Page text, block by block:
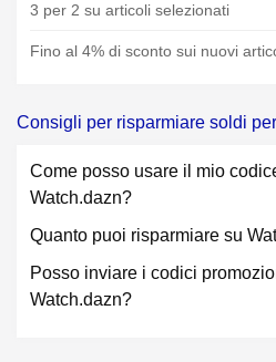
3 per 2 su articoli selezionati
Fino al 4% di sconto sui nuovi
Consigli per risparmiare soldi
Come posso usare il mio
Watch.dazn?
Quanto puoi risparmiare su
Posso inviare i codici
Watch.dazn?